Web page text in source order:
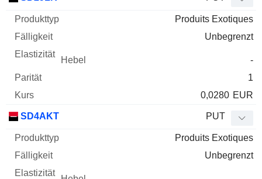
Produits Exotiques
Unbegrenzt
-
1
0,0280 EUR
SD4AKT PUT
Produits Exotiques
Unbegrenzt